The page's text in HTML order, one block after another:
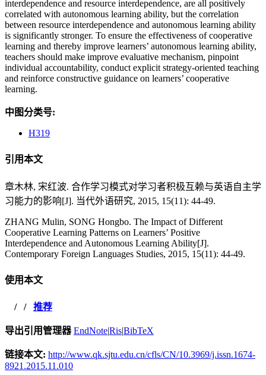
interdependence and resource interdependence, are all positively
correlated with autonomous learning ability, but the correlation
between resource interdependence and autonomous learning ability
is significantly stronger. To ensure the effectiveness of cooperative
learning and thereby improve learners’ autonomous learning ability,
teachers should make improve evaluative mechanism, pinpoint
individual accountability, conduct explicit strategy-oriented teaching
and reinforce constructive guidance on learners’ cooperative
learning.
中图分类号:
H319
引用本文
章木林, 宋红波. 合作学习模式对学习者积极互赖与英语自主学
习能力的影响[J]. 当代外语研究, 2015, 15(11): 44-49.
ZHANG Mulin, SONG Hongbo. The Impact of Different
Cooperative Learning Patterns on Learners’ Positive
Interdependence and Autonomous Learning Ability[J].
Contemporary Foreign Languages Studies, 2015, 15(11): 44-49.
使用本文
/ / 推荐
导出引用管理器 EndNote|Ris|BibTeX
链接本文: http://www.qk.sjtu.edu.cn/cfls/CN/10.3969/j.issn.1674-
8921.2015.11.010